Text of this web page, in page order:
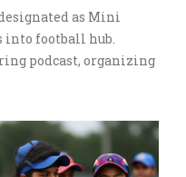
as Mini
football hub.
podcast, organizing